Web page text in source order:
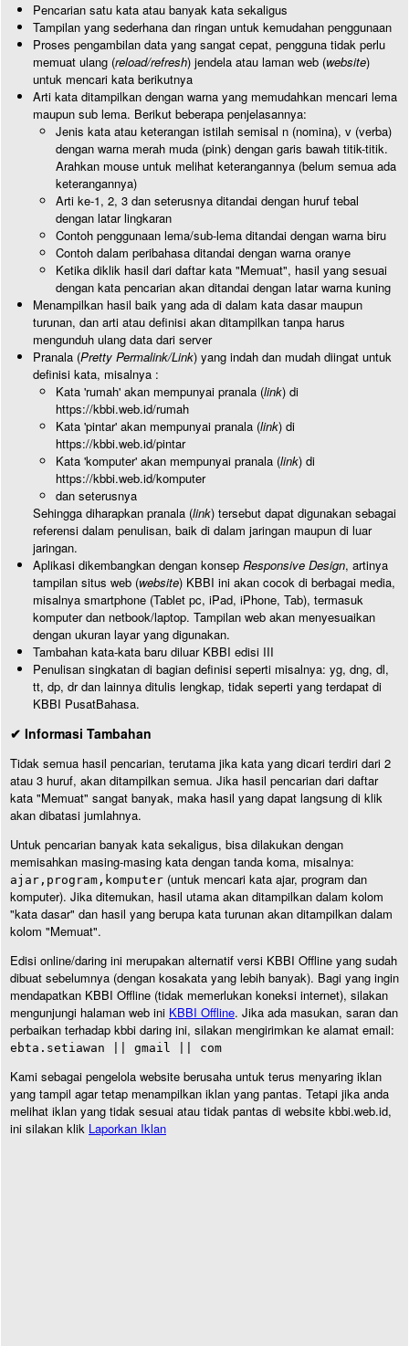
Pencarian satu kata atau banyak kata sekaligus
Tampilan yang sederhana dan ringan untuk kemudahan penggunaan
Proses pengambilan data yang sangat cepat, pengguna tidak perlu
memuat ulang (reload/refresh) jendela atau laman web (website)
untuk mencari kata berikutnya
Arti kata ditampilkan dengan warna yang memudahkan mencari lema
maupun sub lema. Berikut beberapa penjelasannya:
Jenis kata atau keterangan istilah semisal n (nomina), v (verba)
dengan warna merah muda (pink) dengan garis bawah titik-titik.
Arahkan mouse untuk melihat keterangannya (belum semua ada
keterangannya)
Arti ke-1, 2, 3 dan seterusnya ditandai dengan huruf tebal
dengan latar lingkaran
Contoh penggunaan lema/sub-lema ditandai dengan warna biru
Contoh dalam peribahasa ditandai dengan warna oranye
Ketika diklik hasil dari daftar kata "Memuat", hasil yang sesuai
dengan kata pencarian akan ditandai dengan latar warna kuning
Menampilkan hasil baik yang ada di dalam kata dasar maupun
turunan, dan arti atau definisi akan ditampilkan tanpa harus
mengunduh ulang data dari server
Pranala (Pretty Permalink/Link) yang indah dan mudah diingat untuk
definisi kata, misalnya :
Kata 'rumah' akan mempunyai pranala (link) di
https://kbbi.web.id/rumah
Kata 'pintar' akan mempunyai pranala (link) di
https://kbbi.web.id/pintar
Kata 'komputer' akan mempunyai pranala (link) di
https://kbbi.web.id/komputer
dan seterusnya
Sehingga diharapkan pranala (link) tersebut dapat digunakan sebagai
referensi dalam penulisan, baik di dalam jaringan maupun di luar
jaringan.
Aplikasi dikembangkan dengan konsep Responsive Design, artinya
tampilan situs web (website) KBBI ini akan cocok di berbagai media,
misalnya smartphone (Tablet pc, iPad, iPhone, Tab), termasuk
komputer dan netbook/laptop. Tampilan web akan menyesuaikan
dengan ukuran layar yang digunakan.
Tambahan kata-kata baru diluar KBBI edisi III
Penulisan singkatan di bagian definisi seperti misalnya: yg, dng, dl,
tt, dp, dr dan lainnya ditulis lengkap, tidak seperti yang terdapat di
KBBI PusatBahasa.
✔ Informasi Tambahan
Tidak semua hasil pencarian, terutama jika kata yang dicari terdiri dari 2
atau 3 huruf, akan ditampilkan semua. Jika hasil pencarian dari daftar
kata "Memuat" sangat banyak, maka hasil yang dapat langsung di klik
akan dibatasi jumlahnya.
Untuk pencarian banyak kata sekaligus, bisa dilakukan dengan
memisahkan masing-masing kata dengan tanda koma, misalnya:
ajar,program,komputer (untuk mencari kata ajar, program dan
komputer). Jika ditemukan, hasil utama akan ditampilkan dalam kolom
"kata dasar" dan hasil yang berupa kata turunan akan ditampilkan dalam
kolom "Memuat".
Edisi online/daring ini merupakan alternatif versi KBBI Offline yang sudah
dibuat sebelumnya (dengan kosakata yang lebih banyak). Bagi yang ingin
mendapatkan KBBI Offline (tidak memerlukan koneksi internet), silakan
mengunjungi halaman web ini KBBI Offline. Jika ada masukan, saran dan
perbaikan terhadap kbbi daring ini, silakan mengirimkan ke alamat email:
ebta.setiawan || gmail || com
Kami sebagai pengelola website berusaha untuk terus menyaring iklan
yang tampil agar tetap menampilkan iklan yang pantas. Tetapi jika anda
melihat iklan yang tidak sesuai atau tidak pantas di website kbbi.web.id,
ini silakan klik Laporkan Iklan